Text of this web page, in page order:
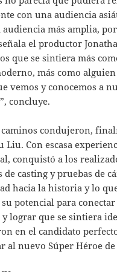
con una audiencia
audiencia más amplia,
el productor
que se sintiera más
más como
vemos y conocemos a
concluye.
caminos condujeron,
Liu. Con escasa
conquistó a los
de casting y pruebas de
hacia la historia y lo
potencial para conectar
y lograr que se sintiera
en el candidato
al nuevo Súper Héroe